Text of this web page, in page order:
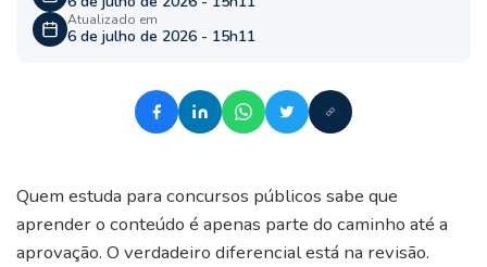
Atualizado em
6 de julho de 2026 - 15h11
Quem estuda para concursos públicos sabe que
aprender o conteúdo é apenas parte do caminho até a
aprovação. O verdadeiro diferencial está na revisão.